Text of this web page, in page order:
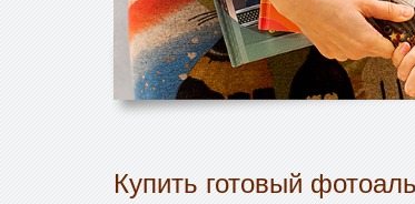
Купить готовый